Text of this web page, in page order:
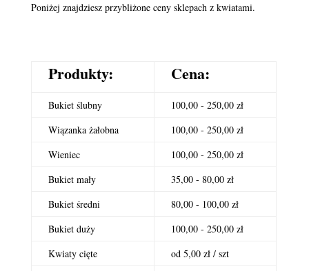
Poniżej znajdziesz przybliżone ceny sklepach z kwiatami.
Produkty: Cena:
Bukiet ślubny
100,00 - 250,00 zł
Wiązanka żałobna
100,00 - 250,00 zł
Wieniec
100,00 - 250,00 zł
Bukiet mały
35,00 - 80,00 zł
Bukiet średni
80,00 - 100,00 zł
Bukiet duży
100,00 - 250,00 zł
Kwiaty cięte
od 5,00 zł / szt